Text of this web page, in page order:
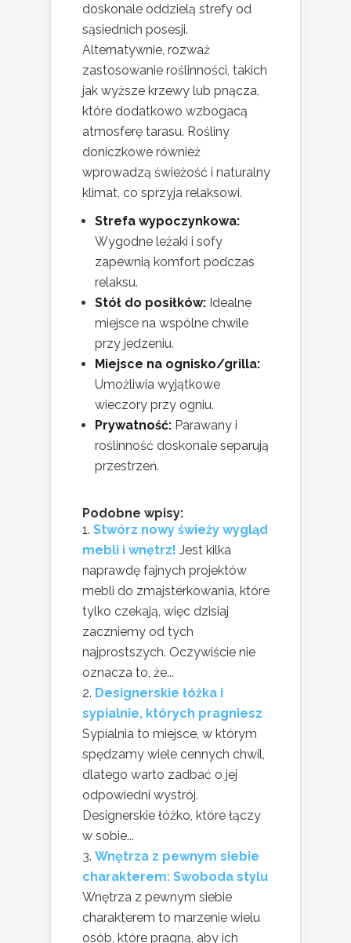
doskonale oddzielą strefy od
sąsiednich posesji.
Alternatywnie, rozważ
zastosowanie roślinności, takich
jak wyższe krzewy lub pnącza,
które dodatkowo wzbogacą
atmosferę tarasu. Rośliny
doniczkowe również
wprowadzą świeżość i naturalny
klimat, co sprzyja relaksowi.
Strefa wypoczynkowa:
Wygodne leżaki i sofy
zapewnią komfort podczas
relaksu.
Stół do posiłków: Idealne
miejsce na wspólne chwile
przy jedzeniu.
Miejsce na ognisko/grilla:
Umożliwia wyjątkowe
wieczory przy ogniu.
Prywatność: Parawany i
roślinność doskonale separują
przestrzeń.
Podobne wpisy:
Stwórz nowy świeży wygląd
mebli i wnętrz! Jest kilka
naprawdę fajnych projektów
mebli do zmajsterkowania, które
tylko czekają, więc dzisiaj
zaczniemy od tych
najprostszych. Oczywiście nie
oznacza to, że...
Designerskie łóżka i
sypialnie, których pragniesz
Sypialnia to miejsce, w którym
spędzamy wiele cennych chwil,
dlatego warto zadbać o jej
odpowiedni wystrój.
Designerskie łóżko, które łączy
w sobie...
Wnętrza z pewnym siebie
charakterem: Swoboda stylu
Wnętrza z pewnym siebie
charakterem to marzenie wielu
osób, które pragną, aby ich